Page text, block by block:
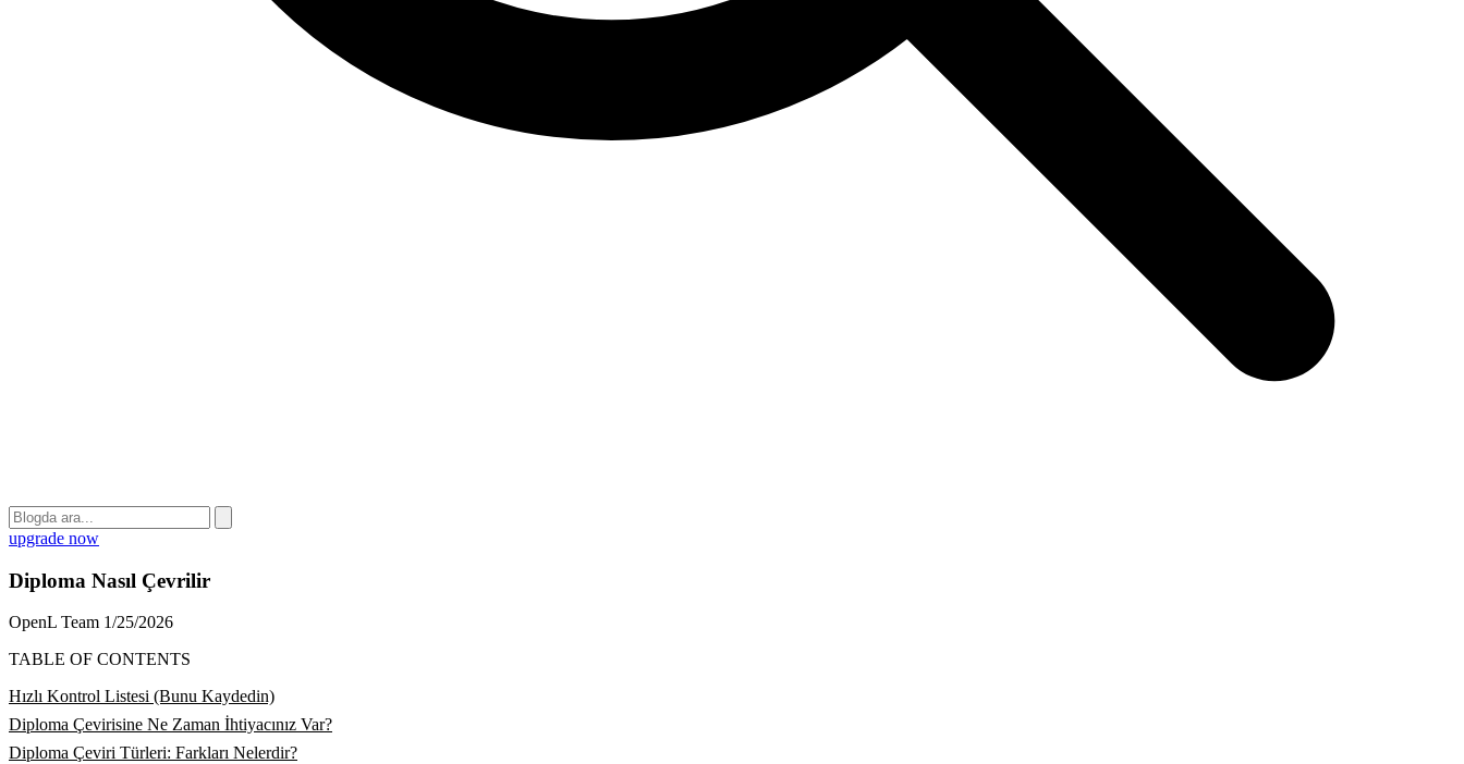
upgrade now
Diploma Nasıl Çevrilir
OpenL Team 1/25/2026
TABLE OF CONTENTS
Hızlı Kontrol Listesi (Bunu Kaydedin)
Diploma Çevirisine Ne Zaman İhtiyacınız Var?
Diploma Çeviri Türleri: Farkları Nelerdir?